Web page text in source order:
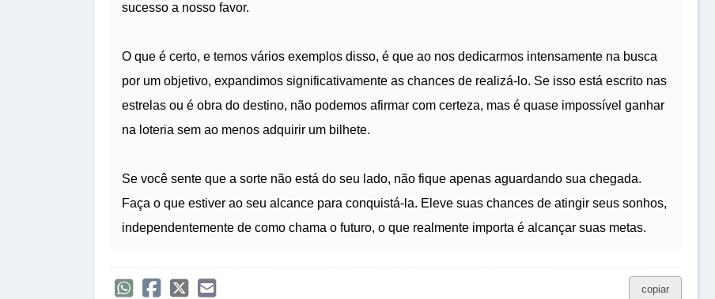
sucesso a nosso favor.
O que é certo, e temos vários exemplos disso, é que ao nos dedicarmos intensamente na busca
por um objetivo, expandimos significativamente as chances de realizá-lo. Se isso está escrito nas
estrelas ou é obra do destino, não podemos afirmar com certeza, mas é quase impossível ganhar
na loteria sem ao menos adquirir um bilhete.
Se você sente que a sorte não está do seu lado, não fique apenas aguardando sua chegada.
Faça o que estiver ao seu alcance para conquistá-la. Eleve suas chances de atingir seus sonhos,
independentemente de como chama o futuro, o que realmente importa é alcançar suas metas.
copiar